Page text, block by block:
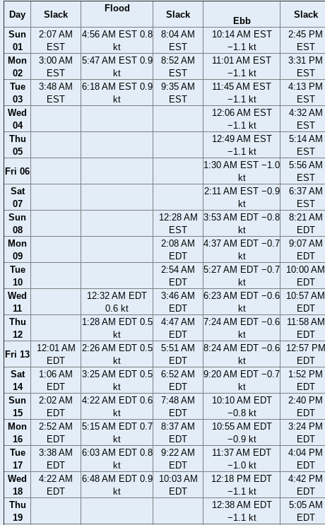
Day Slack
Flood
Slack
Ebb
Slack
Sun
01
2:07 AM
EST
4:56 AM EST 0.8
kt
8:04 AM
EST
10:14 AM EST
−1.1 kt
2:45 PM
EST
Mon
02
3:00 AM
EST
5:47 AM EST 0.9
kt
8:52 AM
EST
11:01 AM EST
−1.1 kt
3:31 PM
EST
Tue
03
3:48 AM
EST
6:18 AM EST 0.9
kt
9:35 AM
EST
11:45 AM EST
−1.1 kt
4:13 PM
EST
Wed
04
12:06 AM EST
−1.1 kt
4:32 AM
EST
Thu
05
12:49 AM EST
−1.1 kt
5:14 AM
EST
Fri 06
1:30 AM EST −1.0
kt
5:56 AM
EST
Sat
07
2:11 AM EST −0.9
kt
6:37 AM
EST
Sun
08
12:28 AM
EST
3:53 AM EDT −0.8
kt
8:21 AM
EDT
Mon
09
2:08 AM
EDT
4:37 AM EDT −0.7
kt
9:07 AM
EDT
Tue
10
2:54 AM
EDT
5:27 AM EDT −0.7
kt
10:00 AM
EDT
Wed
11
12:32 AM EDT
0.6 kt
3:46 AM
EDT
6:23 AM EDT −0.6
kt
10:57 AM
EDT
Thu
12
1:28 AM EDT 0.5
kt
4:47 AM
EDT
7:24 AM EDT −0.6
kt
11:58 AM
EDT
Fri 13
12:01 AM
EDT
2:26 AM EDT 0.5
kt
5:51 AM
EDT
8:24 AM EDT −0.6
kt
12:57 PM
EDT
Sat
14
1:06 AM
EDT
3:25 AM EDT 0.5
kt
6:52 AM
EDT
9:20 AM EDT −0.7
kt
1:52 PM
EDT
Sun
15
2:02 AM
EDT
4:22 AM EDT 0.6
kt
7:48 AM
EDT
10:10 AM EDT
−0.8 kt
2:40 PM
EDT
Mon
16
2:52 AM
EDT
5:15 AM EDT 0.7
kt
8:37 AM
EDT
10:55 AM EDT
−0.9 kt
3:24 PM
EDT
Tue
17
3:38 AM
EDT
6:03 AM EDT 0.8
kt
9:22 AM
EDT
11:37 AM EDT
−1.0 kt
4:04 PM
EDT
Wed
18
4:22 AM
EDT
6:48 AM EDT 0.9
kt
10:03 AM
EDT
12:18 PM EDT
−1.1 kt
4:42 PM
EDT
Thu
19
12:38 AM EDT
−1.1 kt
5:05 AM
EDT